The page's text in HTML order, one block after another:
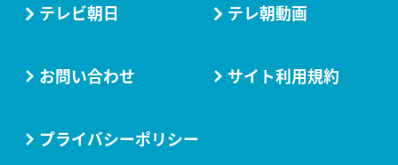
テレビ朝日 テレ朝動画
お問い合わせ サイト利用規約
プライバシーポリシー